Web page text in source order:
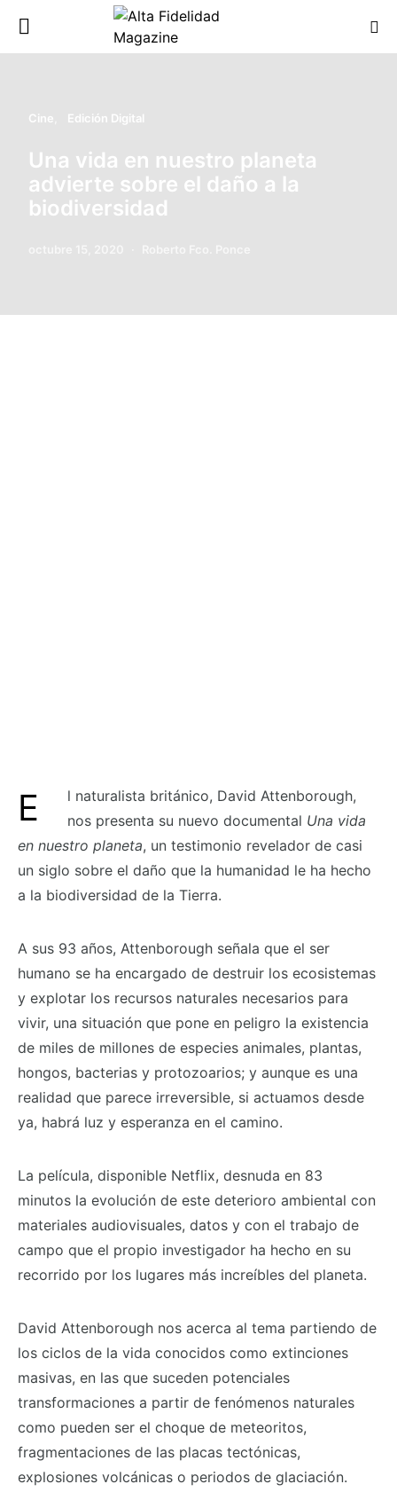
Cine Edición Digital
Una vida en nuestro planeta
advierte sobre el daño a la
biodiversidad
El naturalista británico, David Attenborough, nos presenta su nuevo documental Una vida
en nuestro planeta, un testimonio revelador de casi
un siglo sobre el daño que la humanidad le ha hecho
a la biodiversidad de la Tierra.
A sus 93 años, Attenborough señala que el ser
humano se ha encargado de destruir los ecosistemas
y explotar los recursos naturales necesarios para
vivir, una situación que pone en peligro la existencia
de miles de millones de especies animales, plantas,
hongos, bacterias y protozoarios; y aunque es una
realidad que parece irreversible, si actuamos desde
ya, habrá luz y esperanza en el camino.
La película, disponible Netflix, desnuda en 83
minutos la evolución de este deterioro ambiental con
materiales audiovisuales, datos y con el trabajo de
campo que el propio investigador ha hecho en su
recorrido por los lugares más increíbles del planeta.
David Attenborough nos acerca al tema partiendo de
los ciclos de la vida conocidos como extinciones
masivas, en las que suceden potenciales
transformaciones a partir de fenómenos naturales
como pueden ser el choque de meteoritos,
fragmentaciones de las placas tectónicas,
explosiones volcánicas o periodos de glaciación.